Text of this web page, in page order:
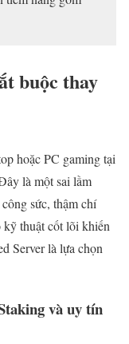
buộc thay
hoặc PC gaming tại
là một sai lầm
sức, thậm chí
thuật cốt lõi khiến
Server là lựa chọn
và uy tín